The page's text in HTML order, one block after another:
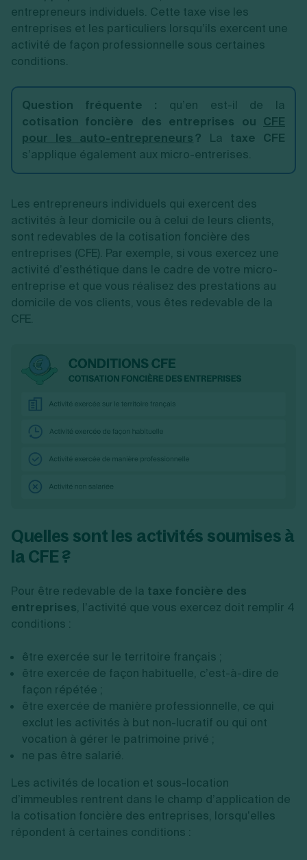
entrepreneurs individuels. Cette taxe vise les
entreprises et les particuliers lorsqu’ils exercent une
activité de façon professionnelle sous certaines
conditions.
Question fréquente : qu’en est-il de la
cotisation foncière des entreprises ou CFE
pour les auto-entrepreneurs? La taxe CFE
s’applique également aux micro-entrerises.
Les entrepreneurs individuels qui exercent des
activités à leur domicile ou à celui de leurs clients,
sont redevables de la cotisation foncière des
entreprises (CFE). Par exemple, si vous exercez une
activité d’esthétique dans le cadre de votre micro-
entreprise et que vous réalisez des prestations au
domicile de vos clients, vous êtes redevable de la
CFE.
Quelles sont les activités soumises à
la CFE ?
Pour être redevable de la taxe foncière des
entreprises, l’activité que vous exercez doit remplir 4
conditions :
être exercée sur le territoire français ;
être exercée de façon habituelle, c’est-à-dire de
façon répétée ;
être exercée de manière professionnelle, ce qui
exclut les activités à but non-lucratif ou qui ont
vocation à gérer le patrimoine privé ;
ne pas être salarié.
Les activités de location et sous-location
d’immeubles rentrent dans le champ d’application de
la cotisation foncière des entreprises, lorsqu’elles
répondent à certaines conditions :